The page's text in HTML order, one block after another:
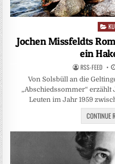
in
Jochen Missfeldts
ein
RSS-FEED
Von Solsbüll an die
„Abschiedssommer“
Leuten im Jahr 1959
CONTINUE